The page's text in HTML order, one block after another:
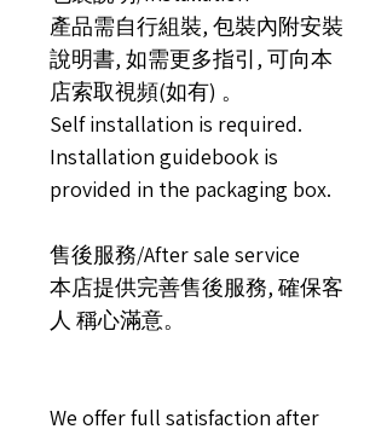
產品需自行組裝, 包裝內附安裝
說明書, 如需更多指引, 可向本
店索取視頻(如有) 。
Self installation is required.
Installation guidebook is
provided in the packaging box.
售後服務/After sale service
本店提供完善售後服務, 確保客
人 稱心滿意。
We offer full satisfaction after